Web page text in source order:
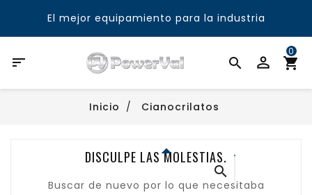
El mejor equipamiento para la industria

0
Inicio Cianocrilatos
DISCULPE LAS MOLESTIAS.
Buscar de nuevo por lo que necesitaba
